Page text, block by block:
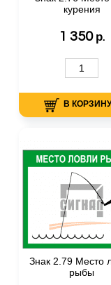
курения
1 350 р.
В КОРЗИНУ
Знак 2.79 Место
рыбы